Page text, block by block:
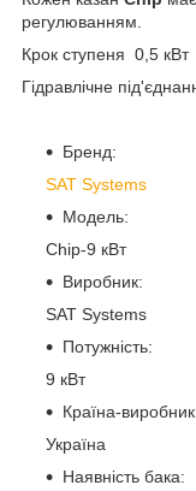
регулюванням.
Крок ступеня 0,5 кВт
Гідравлічне
Бренд:
SAT Systems
Модель:
Chip-9 кВт
Виробник:
SAT Systems
Потужність:
9 кВт
Країна-
Україна
Наявність бака: